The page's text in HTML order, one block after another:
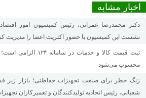
اخبار مشابه
دکتر محمدرضا عمرانی، رئیس کمیسیون امور
نشست این کمیسیون با حضور اکثریت اعضا را مدیریت
محسوب می‌شود
زنگ خطر برای صنعت تجهیزات حفاظتی؛ بازار زیر
شعبانی، رئیس اتحادیه تولیدکنندگان و تعمیرکاران